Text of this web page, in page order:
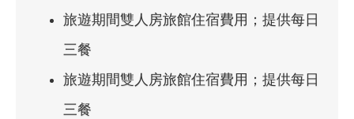
旅遊期間雙人房旅館住宿費用；提供每日
三餐
旅遊期間雙人房旅館住宿費用；提供每日
三餐